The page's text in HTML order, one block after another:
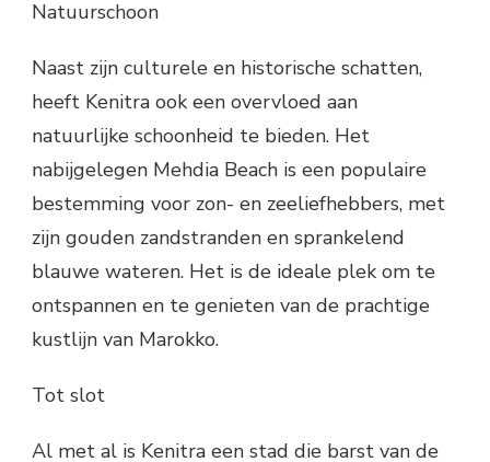
Natuurschoon
Naast zijn culturele en historische schatten,
heeft Kenitra ook een overvloed aan
natuurlijke schoonheid te bieden. Het
nabijgelegen Mehdia Beach is een populaire
bestemming voor zon- en zeeliefhebbers, met
zijn gouden zandstranden en sprankelend
blauwe wateren. Het is de ideale plek om te
ontspannen en te genieten van de prachtige
kustlijn van Marokko.
Tot slot
Al met al is Kenitra een stad die barst van de